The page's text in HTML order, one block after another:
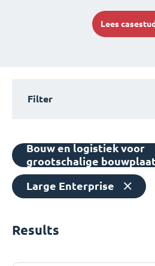
Lees
Filter
Bouw en logistiek voor
grootschalige
Large Enterprise
Results